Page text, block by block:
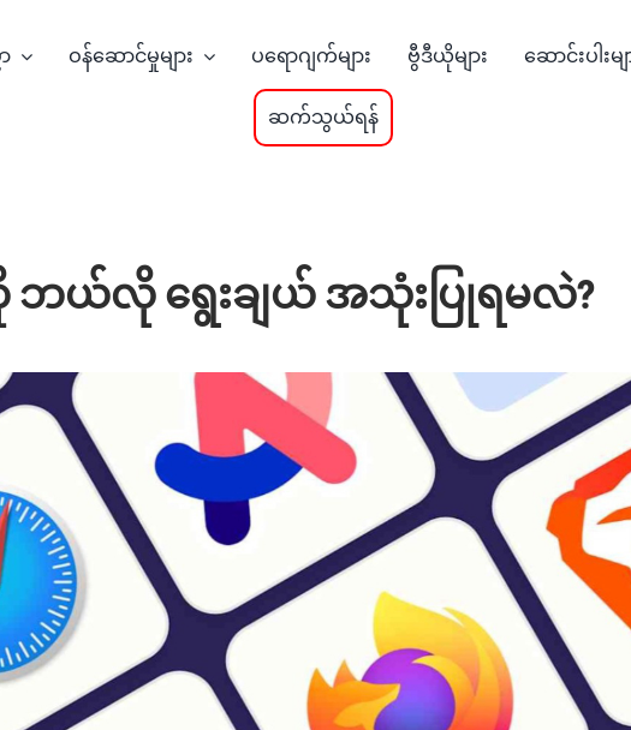
ဝန်ဆောင်မှုများ ပရောဂျက်များ ဗွီဒီယိုများ ဆောင်းပါးမျ
ဆက်သွယ်ရန်
တွေကို ဘယ်လို ရွေးချယ် အသုံးပြုရမလဲ?